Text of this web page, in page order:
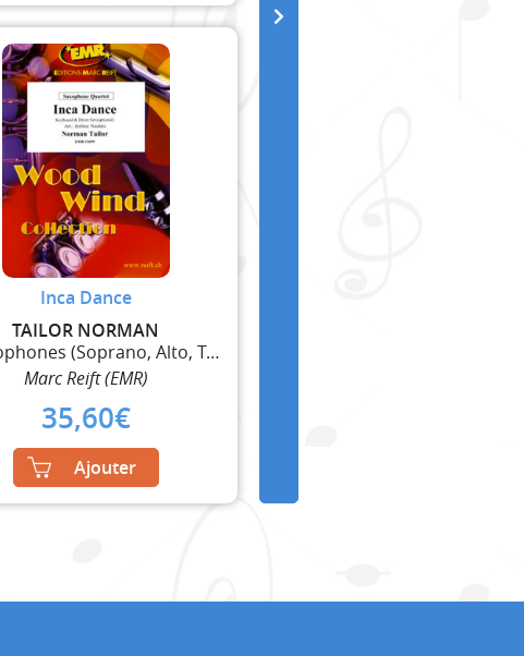
Inca Dance
TAILOR NORMAN
4 Saxophones (Soprano, Alto, Ténor, Baryton)
Marc Reift (EMR)
35,60€
Ajouter